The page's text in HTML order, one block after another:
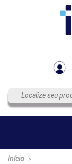
Início >